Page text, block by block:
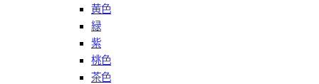
黄色
緑
紫
桃色
茶色